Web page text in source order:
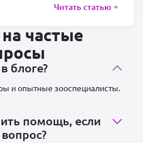
Читать статью
частые
блоге?
и опытные зооспециалисты.
помощь, если